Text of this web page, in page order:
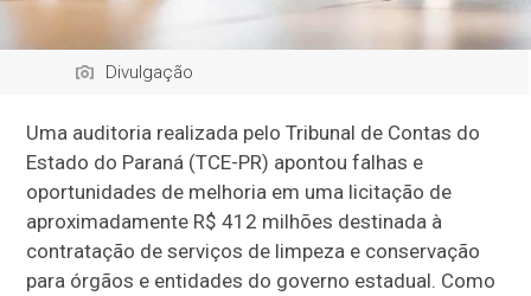
Divulgação
Uma auditoria realizada pelo Tribunal de Contas do
Estado do Paraná (TCE-PR) apontou falhas e
oportunidades de melhoria em uma licitação de
aproximadamente R$ 412 milhões destinada à
contratação de serviços de limpeza e conservação
para órgãos e entidades do governo estadual. Como